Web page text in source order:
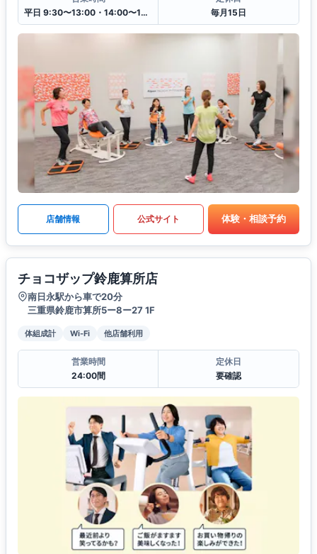
平日 9:30〜13:00・14:00〜19:30
毎月15日
店舗情報 公式サイト 体験・相談予約
チョコザップ鈴鹿算所店
南日永駅から車で20分
三重県鈴鹿市算所5ー8ー27 1F
体組成計 Wi-Fi 他店舗利用
営業時間
24:00間
定休日
要確認